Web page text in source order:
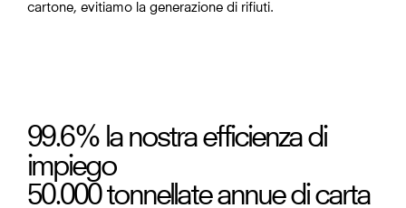
cartone, evitiamo la generazione di rifiuti.
99.6% la nostra efficienza di
impiego
50.000tonnellate annue di carta